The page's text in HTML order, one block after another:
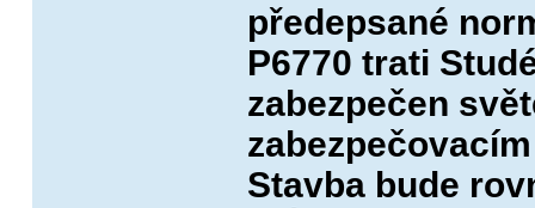
předepsané
P6770 trati
zabezpečen
Stavba bude